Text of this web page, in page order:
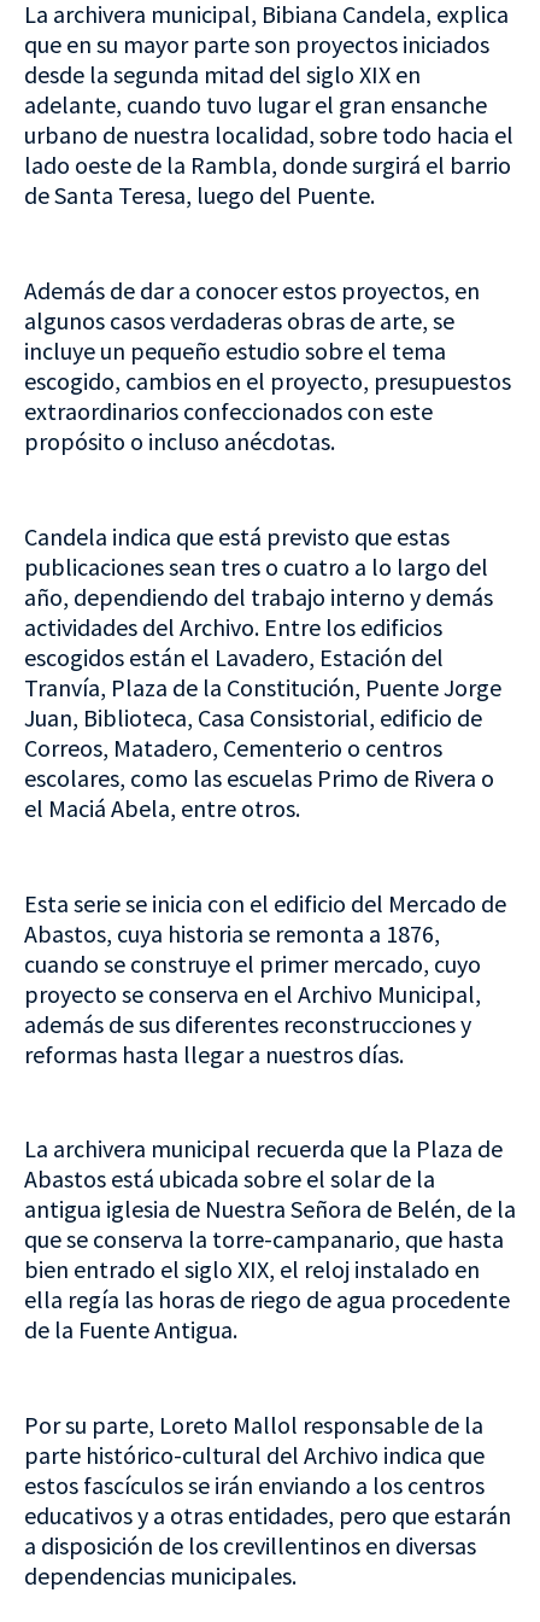
La archivera municipal, Bibiana Candela, explica
que en su mayor parte son proyectos iniciados
desde la segunda mitad del siglo XIX en
adelante, cuando tuvo lugar el gran ensanche
urbano de nuestra localidad, sobre todo hacia el
lado oeste de la Rambla, donde surgirá el barrio
de Santa Teresa, luego del Puente.
Además de dar a conocer estos proyectos, en
algunos casos verdaderas obras de arte, se
incluye un pequeño estudio sobre el tema
escogido, cambios en el proyecto, presupuestos
extraordinarios confeccionados con este
propósito o incluso anécdotas.
Candela indica que está previsto que estas
publicaciones sean tres o cuatro a lo largo del
año, dependiendo del trabajo interno y demás
actividades del Archivo. Entre los edificios
escogidos están el Lavadero, Estación del
Tranvía, Plaza de la Constitución, Puente Jorge
Juan, Biblioteca, Casa Consistorial, edificio de
Correos, Matadero, Cementerio o centros
escolares, como las escuelas Primo de Rivera o
el Maciá Abela, entre otros.
Esta serie se inicia con el edificio del Mercado de
Abastos, cuya historia se remonta a 1876,
cuando se construye el primer mercado, cuyo
proyecto se conserva en el Archivo Municipal,
además de sus diferentes reconstrucciones y
reformas hasta llegar a nuestros días.
La archivera municipal recuerda que la Plaza de
Abastos está ubicada sobre el solar de la
antigua iglesia de Nuestra Señora de Belén, de la
que se conserva la torre-campanario, que hasta
bien entrado el siglo XIX, el reloj instalado en
ella regía las horas de riego de agua procedente
de la Fuente Antigua.
Por su parte, Loreto Mallol responsable de la
parte histórico-cultural del Archivo indica que
estos fascículos se irán enviando a los centros
educativos y a otras entidades, pero que estarán
a disposición de los crevillentinos en diversas
dependencias municipales.